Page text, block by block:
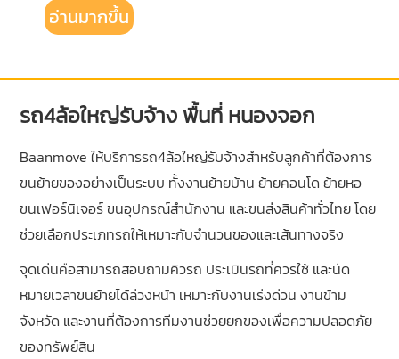
อ่านมากขึ้น
รถ4ล้อใหญ่รับจ้าง พื้นที่ หนองจอก
Baanmove ให้บริการรถ4ล้อใหญ่รับจ้างสำหรับลูกค้าที่ต้องการ
ขนย้ายของอย่างเป็นระบบ ทั้งงานย้ายบ้าน ย้ายคอนโด ย้ายหอ
ขนเฟอร์นิเจอร์ ขนอุปกรณ์สำนักงาน และขนส่งสินค้าทั่วไทย โดย
ช่วยเลือกประเภทรถให้เหมาะกับจำนวนของและเส้นทางจริง
จุดเด่นคือสามารถสอบถามคิวรถ ประเมินรถที่ควรใช้ และนัด
หมายเวลาขนย้ายได้ล่วงหน้า เหมาะกับงานเร่งด่วน งานข้าม
จังหวัด และงานที่ต้องการทีมงานช่วยยกของเพื่อความปลอดภัย
ของทรัพย์สิน